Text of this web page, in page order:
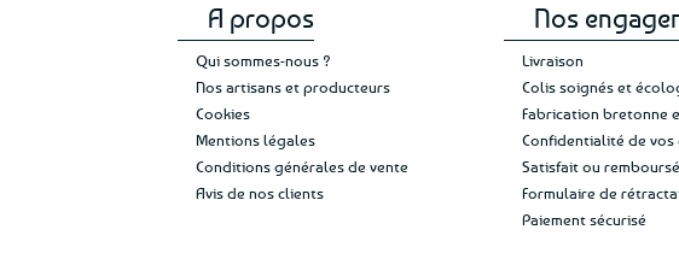
A propos
Qui sommes-nous ?
Nos artisans et producteurs
Cookies
Mentions légales
Conditions générales de vente
Avis de nos clients
Nos
Livraison
Colis soignés et
Fabrication bretonne
Confidentialité de vos
Satisfait ou remboursé
Formulaire de
Paiement sécurisé